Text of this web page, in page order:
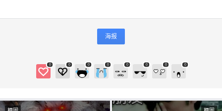
海报
0 0 0 0 0 0 0 0